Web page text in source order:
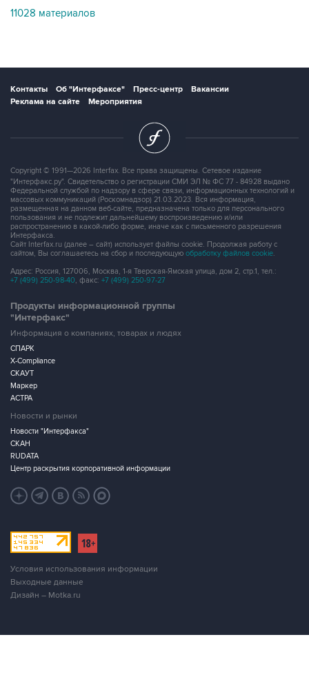
11028 материалов
Контакты Об "Интерфаксе" Пресс-центр
Вакансии
Реклама на сайте
Мероприятия
Copyright © 1991—2026 Interfax. Все права защищены. Сетевое издание
"Интерфакс.ру". Свидетельство о регистрации СМИ ЭЛ № ФС 77 - 84928 выдано
Федеральной службой по надзору в сфере связи, информационных технологий и
массовых коммуникаций (Роскомнадзор) 21.03.2023. Вся информация,
размещенная на данном веб-сайте, предназначена только для персонального
пользования и не подлежит дальнейшему воспроизведению и/или
распространению в какой-либо форме, иначе как с письменного разрешения
Интерфакса.
Сайт Interfax.ru (далее – сайт) использует файлы cookie. Продолжая работу с
сайтом, Вы соглашаетесь на сбор и последующую обработку файлов cookie.
Адрес: Россия, 127006, Москва, 1-я Тверская-Ямская улица, дом 2, стр.1, тел.:
+7 (499) 250-98-40, факс: +7 (499) 250-97-27
Продукты информационной группы
"Интерфакс"
Информация о компаниях, товарах и людях
СПАРК
X-Compliance
СКАУТ
Маркер
АСТРА
Новости и рынки
Новости "Интерфакса"
СКАН
RUDATA
Центр раскрытия корпоративной информации
Условия использования информации
Выходные данные
Дизайн – Motka.ru